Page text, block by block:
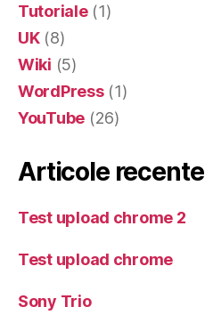
Tutoriale(1)
UK(8)
Wiki (5)
WordPress(1)
YouTube (26)
Articole recente
Test upload chrome 2
Test upload chrome
Sony Trio